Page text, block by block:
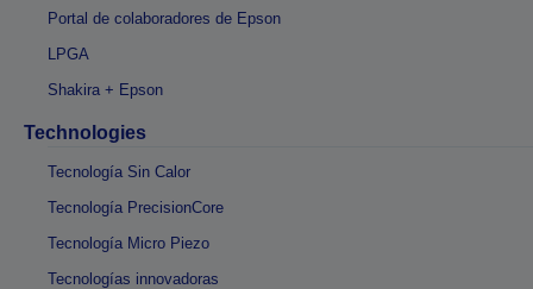
Portal de colaboradores de Epson
LPGA
Shakira + Epson
Technologies
Tecnología Sin Calor
Tecnología PrecisionCore
Tecnología Micro Piezo
Tecnologías innovadoras